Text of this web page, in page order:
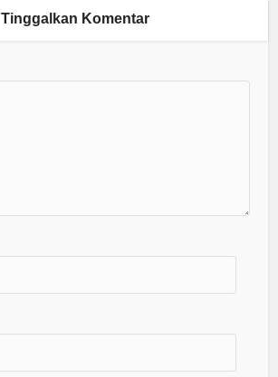
Tinggalkan Komentar